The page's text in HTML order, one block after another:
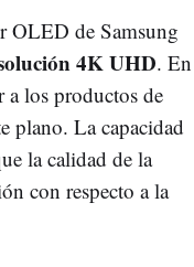
OLED de Samsung
4K UHD. En
a los productos de
plano. La capacidad
la calidad de la
con respecto a la